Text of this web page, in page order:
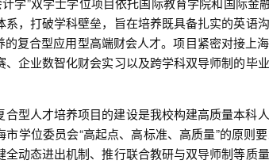
系，打破学科壁垒，旨在培养既具备扎实的英语
的复合型应用型高端财会人才。项目紧密对接上
、企业数智化财会实习以及跨学科双导师制的毕
合型人才培养项目的建设是我校构建高质量本科
市学位委员会“高起点、高标准、高质量”的原则
全动态进出机制、推行联合教研与双导师制等质